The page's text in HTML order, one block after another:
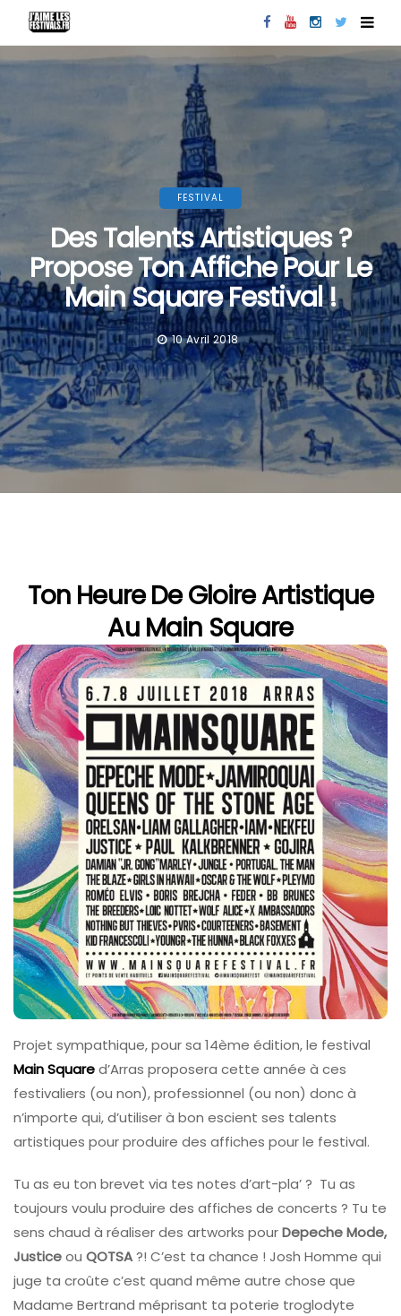
FESTIVAL
Des Talents Artistiques ?
Propose Ton Affiche Pour Le
Main Square Festival !
10 Avril 2018
Ton Heure De Gloire Artistique
Au Main Square
Projet sympathique, pour sa 14ème édition, le festival
Main Squared’Arras proposera cette année à ces
festivaliers (ou non), professionnel (ou non) donc à
n’importe qui, d’utiliser à bon escient ses talents
artistiques pour produire des affiches pour le festival.
Tu as eu ton brevet via tes notes d’art-pla’ ? Tu as
toujours voulu produire des affiches de concerts ? Tu te
sens chaud à réaliser des artworks pourDepeche Mode,
Justiceou QOTSA?! C’est ta chance ! Josh Homme qui
juge ta croûte c’est quand même autre chose que
Madame Bertrand méprisant ta poterie troglodyte